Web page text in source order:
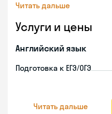
Читать дальше
Услуги и цены
Английский язык
Подготовка к ЕГЭ/ОГЭ
Читать дальше